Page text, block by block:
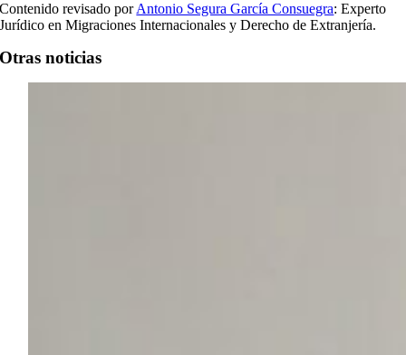
Contenido revisado porAntonio Segura García Consuegra: Experto
Jurídico en Migraciones Internacionales y Derecho de Extranjería.
Otras noticias